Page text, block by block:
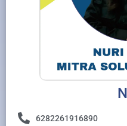
6282261916890